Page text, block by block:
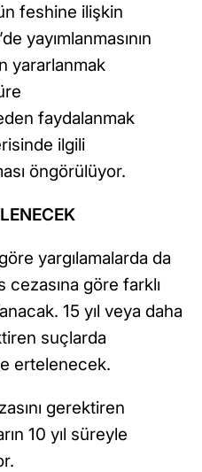
feshine ilişkin
yayımlanmasının
yararlanmak
faydalanmak
ilgili
öngörülüyor.
yargılamalarda da
göre farklı
15 yıl veya daha
suçlarda
ertelenecek.
gerektiren
10 yıl süreyle